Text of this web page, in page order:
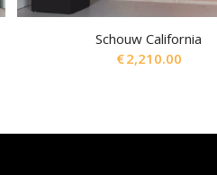
Schouw California
€2,210.00